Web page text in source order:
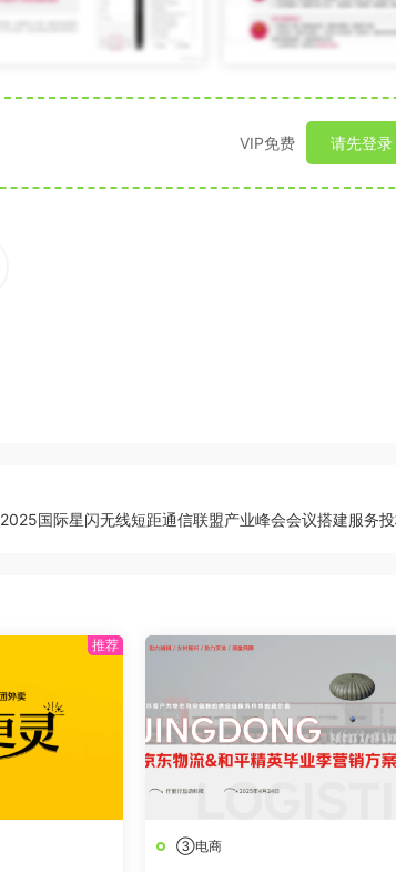
VIP免费 请先登录
2025国际星闪无线短距通信联盟产业峰会会议搭建服务
③电商